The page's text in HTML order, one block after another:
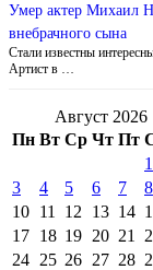
Умер актер Михаил
внебрачного сына
Стали известны
Артист в …
Август 2026
Пн Вт Ср Чт Пт
1
3
4 5 6 7 8
10 11 12 13 14
17 18 19 20 21
24 25 26 27 28